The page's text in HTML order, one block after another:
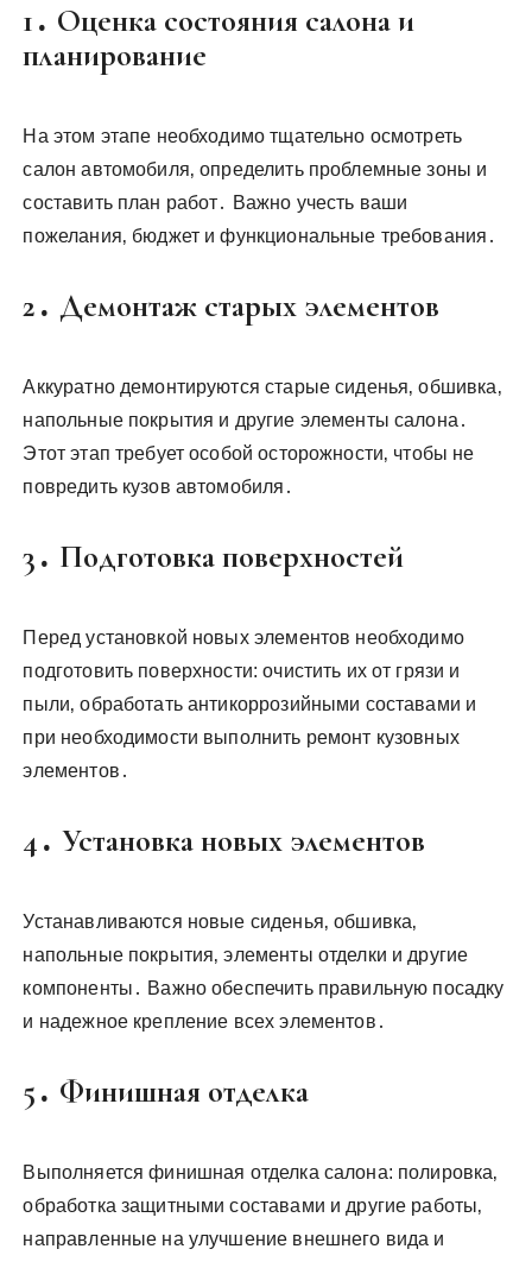
1․ Оценка состояния салона и
планирование
На этом этапе необходимо тщательно осмотреть
салон автомобиля‚ определить проблемные зоны и
составить план работ․ Важно учесть ваши
пожелания‚ бюджет и функциональные требования․
2․ Демонтаж старых элементов
Аккуратно демонтируются старые сиденья‚ обшивка‚
напольные покрытия и другие элементы салона․
Этот этап требует особой осторожности‚ чтобы не
повредить кузов автомобиля․
3․ Подготовка поверхностей
Перед установкой новых элементов необходимо
подготовить поверхности: очистить их от грязи и
пыли‚ обработать антикоррозийными составами и
при необходимости выполнить ремонт кузовных
элементов․
4․ Установка новых элементов
Устанавливаются новые сиденья‚ обшивка‚
напольные покрытия‚ элементы отделки и другие
компоненты․ Важно обеспечить правильную посадку
и надежное крепление всех элементов․
5․ Финишная отделка
Выполняется финишная отделка салона: полировка‚
обработка защитными составами и другие работы‚
направленные на улучшение внешнего вида и